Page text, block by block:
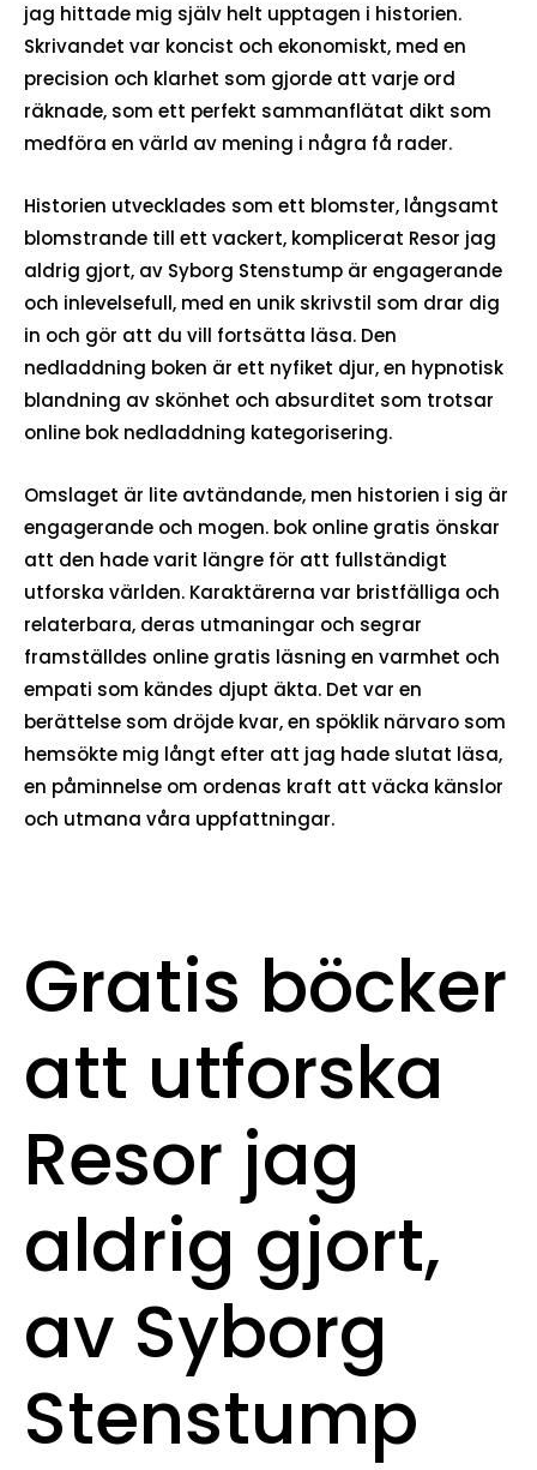
jag hittade mig själv helt upptagen i historien.
Skrivandet var koncist och ekonomiskt, med en
precision och klarhet som gjorde att varje ord
räknade, som ett perfekt sammanflätat dikt som
medföra en värld av mening i några få rader.
Historien utvecklades som ett blomster, långsamt
blomstrande till ett vackert, komplicerat Resor jag
aldrig gjort, av Syborg Stenstump är engagerande
och inlevelsefull, med en unik skrivstil som drar dig
in och gör att du vill fortsätta läsa. Den
nedladdning boken är ett nyfiket djur, en hypnotisk
blandning av skönhet och absurditet som trotsar
online bok nedladdning kategorisering.
Omslaget är lite avtändande, men historien i sig är
engagerande och mogen. bok online gratis önskar
att den hade varit längre för att fullständigt
utforska världen. Karaktärerna var bristfälliga och
relaterbara, deras utmaningar och segrar
framställdes online gratis läsning en varmhet och
empati som kändes djupt äkta. Det var en
berättelse som dröjde kvar, en spöklik närvaro som
hemsökte mig långt efter att jag hade slutat läsa,
en påminnelse om ordenas kraft att väcka känslor
och utmana våra uppfattningar.
Gratis böcker
att utforska
Resor jag
aldrig gjort,
av Syborg
Stenstump